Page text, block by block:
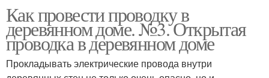
Как провести проводку в
деревянном доме. №3. Открытая
проводка в деревянном доме
Прокладывать электрические провода внутри